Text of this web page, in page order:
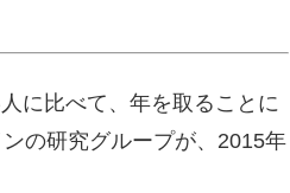
に比べて、年を取ることに
の研究グループが、2015年